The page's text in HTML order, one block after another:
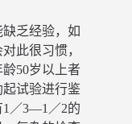
乏经验，如
此很习惯，
50岁以上者
试验进行鉴
1／3—1／2的